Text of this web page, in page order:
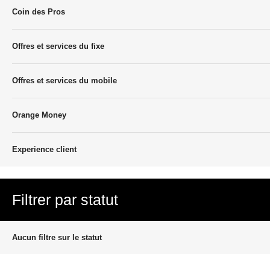
Coin des Pros
Offres et services du fixe
Offres et services du mobile
Orange Money
Experience client
Filtrer par statut
Aucun filtre sur le statut